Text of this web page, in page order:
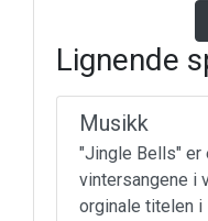
Lignende
Musikk
"Jingle Bells" er
vintersangene i
orginale titelen i